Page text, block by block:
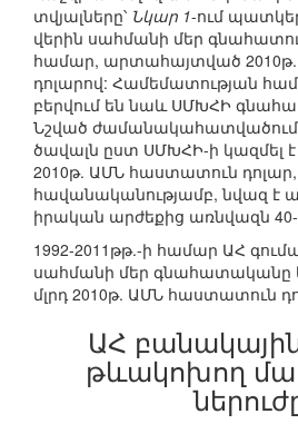
տվյալները՝ Նկար 1-ում
վերին սահմանի մեր
համար, արտահայտված
դոլարով: Համեմատության
բերվում են նաև ՍՄԽՀԻ
Նշված ժամանակահատվածում
ծավալն ըստ ՍՄԽՀԻ-ի կազմել է
2010թ. ԱՄՆ հաստատուն
հավանականությամբ, նվազ է
իրական արժեքից առնվազն 40-
1992-2011թթ.-ի համար ԱՀ
սահմանի մեր գնահատականը
մլրդ 2010թ. ԱՄՆ հաստատուն
ԱՀ
թևակոխող